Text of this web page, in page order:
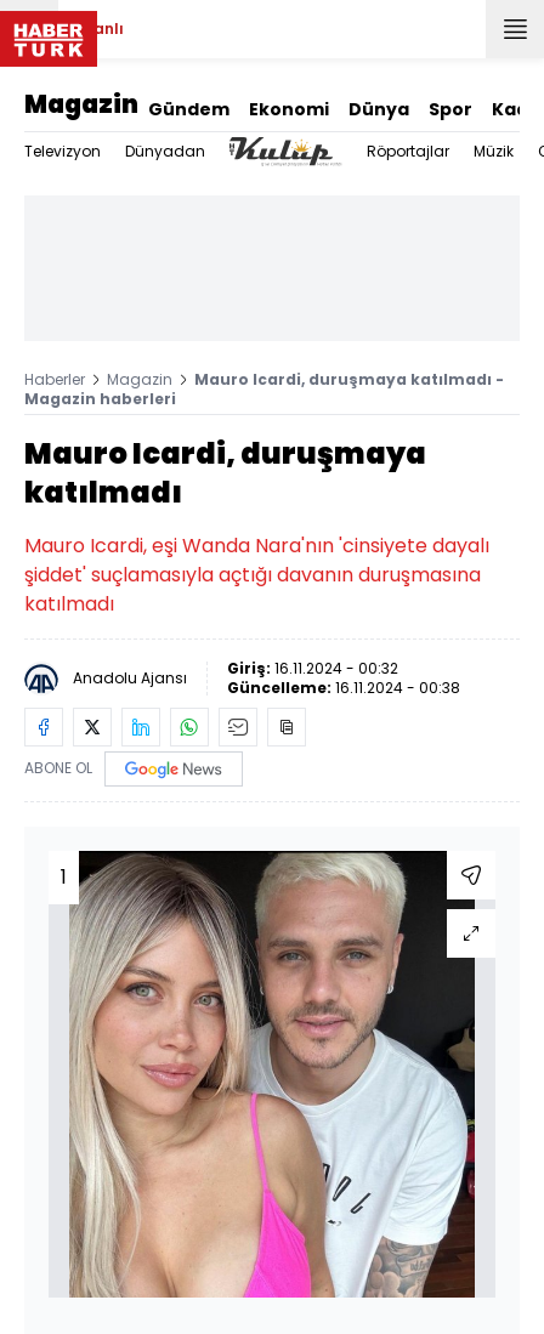
Canlı
Magazin Gündem Ekonomi Dünya Spor
Televizyon Dünyadan Röportajlar Müzik
Haberler Magazin
Mauro Icardi, duruşmaya katılmadı -
Magazin haberleri
Mauro Icardi, duruşmaya
katılmadı
Mauro Icardi, eşi Wanda Nara'nın 'cinsiyete dayalı
şiddet' suçlamasıyla açtığı davanın duruşmasına
katılmadı
Anadolu Ajansı Giriş: 16.11.2024 - 00:32
Güncelleme: 16.11.2024 - 00:38
ABONE OL
1